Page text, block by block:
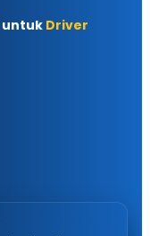
untuk Driver